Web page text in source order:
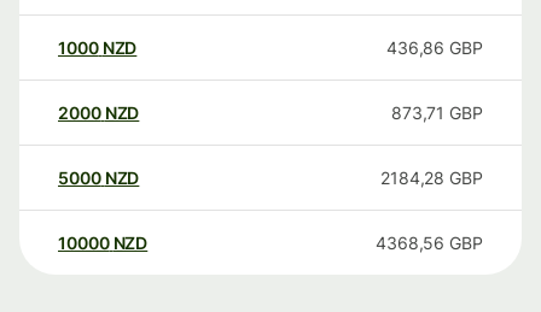
1000 NZD 436,86 GBP
2000 NZD 873,71 GBP
5000 NZD 2184,28 GBP
10000 NZD 4368,56 GBP